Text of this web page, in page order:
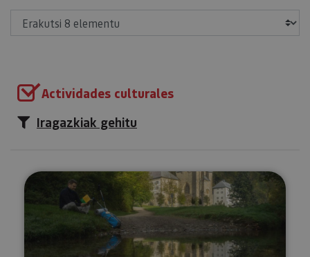
Actividades culturales
Iragazkiak gehitu
Txangoa Orreagara - Donejakue